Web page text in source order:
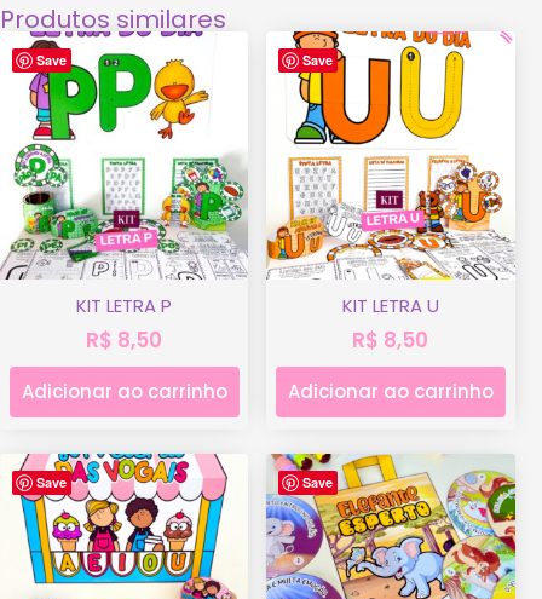
Produtos similares
Save
KIT LETRA P
R$ 8,50
Adicionar ao carrinho
Save
KIT LETRA U
R$ 8,50
Adicionar ao carrinho
Save Save